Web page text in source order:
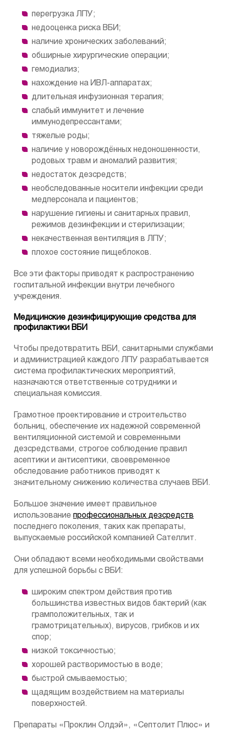
перегрузка ЛПУ;
недооценка риска ВБИ;
наличие хронических заболеваний;
обширные хирургические операции;
гемодиализ;
нахождение на ИВЛ-аппаратах;
длительная инфузионная терапия;
слабый иммунитет и лечение
иммунодепрессантами;
тяжелые роды;
наличие у новорождённых недоношенности,
родовых травм и аномалий развития;
недостаток дезсредств;
необследованные носители инфекции среди
медперсонала и пациентов;
нарушение гигиены и санитарных правил,
режимов дезинфекции и стерилизации;
некачественная вентиляция в ЛПУ;
плохое состояние пищеблоков.
Все эти факторы приводят к распространению
госпитальной инфекции внутри лечебного
учреждения.
Медицинские дезинфицирующие средства для
профилактики ВБИ
Чтобы предотвратить ВБИ, санитарными службами
и администрацией каждого ЛПУ разрабатывается
система профилактических мероприятий,
назначаются ответственные сотрудники и
специальная комиссия.
Грамотное проектирование и строительство
больниц, обеспечение их надежной современной
вентиляционной системой и современными
дезсредствами, строгое соблюдение правил
асептики и антисептики, своевременное
обследование работников приводят к
значительному снижению количества случаев ВБИ.
Большое значение имеет правильное
использование профессиональных дезсредств
последнего поколения, таких как препараты,
выпускаемые российской компанией Сателлит.
Они обладают всеми необходимыми свойствами
для успешной борьбы с ВБИ:
широким спектром действия против
большинства известных видов бактерий (как
грамположительных, так и
грамотрицательных), вирусов, грибков и их
спор;
низкой токсичностью;
хорошей растворимостью в воде;
быстрой смываемостью;
щадящим воздействием на материалы
поверхностей.
Препараты «Проклин Олдэй», «Септолит Плюс» и